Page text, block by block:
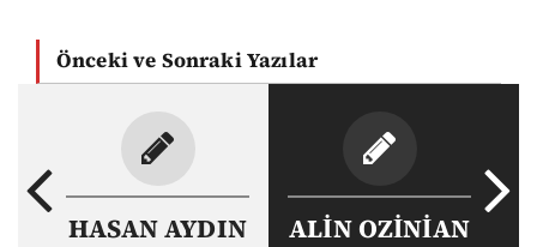
Önceki ve Sonraki Yazılar
HASAN AYDIN ALİN OZİNİAN